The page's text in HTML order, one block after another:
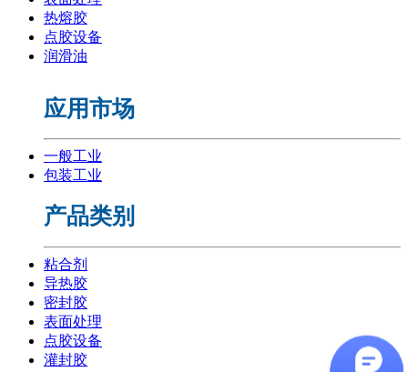
热熔胶
点胶设备
润滑油
应用市场
一般工业
包装工业
产品类别
粘合剂
导热胶
密封胶
表面处理
点胶设备
灌封胶